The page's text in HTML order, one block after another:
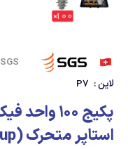
SGS
لاین : P7
استاپر متحرک (SKM-up) رایگان